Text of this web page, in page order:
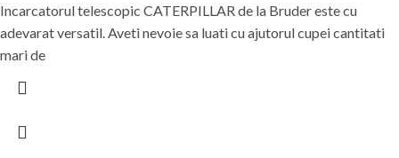
Incarcatorul telescopic CATERPILLAR de la Bruder este cu
adevarat versatil. Aveti nevoie sa luati cu ajutorul cupei cantitati
mari de